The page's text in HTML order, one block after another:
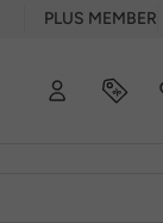
PLUS MEMBER